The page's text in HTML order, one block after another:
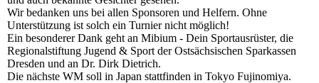
Wir bedanken uns bei allen Sponsoren und Helfern. Ohne
Unterstützung ist solch ein Turnier nicht möglich!
Ein besonderer Dank geht an Mibium - Dein Sportausrüster, die
Regionalstiftung Jugend & Sport der Ostsächsischen Sparkassen
Dresden und an Dr. Dirk Dietrich.
Die nächste WM soll in Japan stattfinden in Tokyo Fujinomiya.